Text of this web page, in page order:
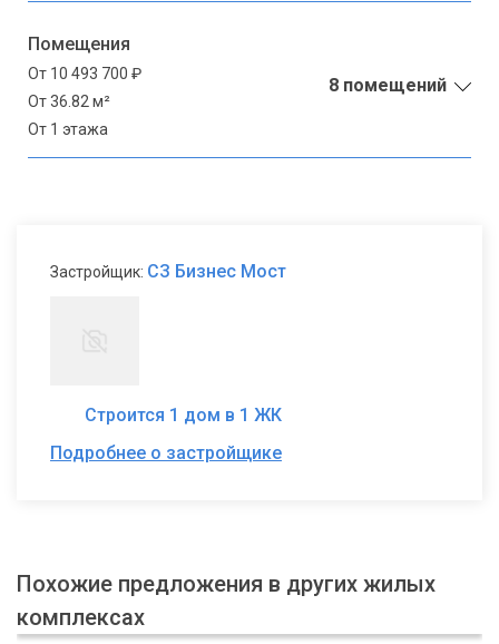
Помещения
От 10 493 700 ₽
От 36.82 м²
От 1 этажа
8 помещений
Застройщик: СЗ Бизнес Мост
Строится 1 дом в 1 ЖК
Подробнее о застройщике
Похожие предложения в других жилых
комплексах